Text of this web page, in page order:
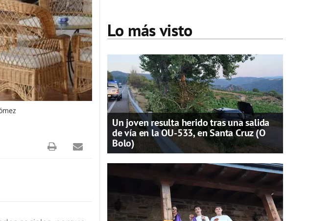
Lo más visto
Un joven resulta herido tras una salida
de vía en la OU-533, en Santa Cruz (O
Bolo)